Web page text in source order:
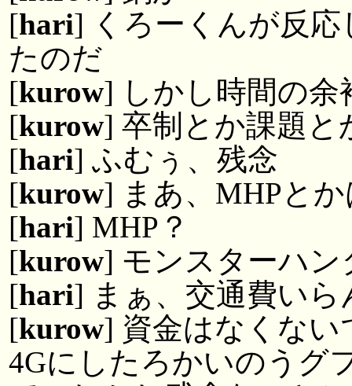
[hari] くろーくんが反
たのだ
[kurow] しかし時間の
[kurow] 卒制とか課題と
[hari] ふむぅ、残念
[kurow] まあ、MHPと
[hari] MHP？
[kurow] モンスターハ
[hari] まぁ、交通費いら
[kurow] 資金はなくない
4Gにしたろかいのうグ